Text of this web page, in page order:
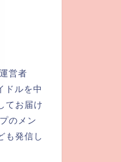
営者
ドルを中
てお届け
のメン
も発信し